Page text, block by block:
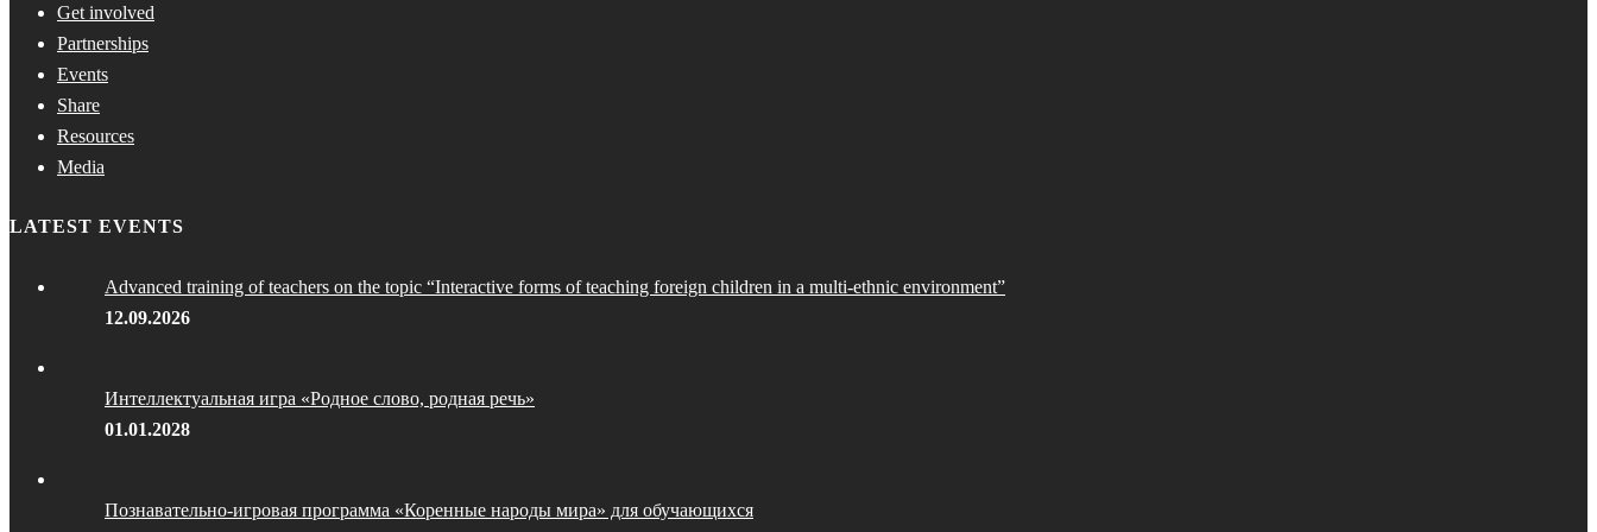
Get involved
Partnerships
Events
Share
Resources
Media
LATEST EVENTS
Advanced training of teachers on the topic “Interactive forms of teaching foreign children in a multi-ethnic environment”
12.09.2026
Интеллектуальная игра «Родное слово, родная речь»
01.01.2028
Познавательно-игровая программа «Коренные народы мира» для обучающихся